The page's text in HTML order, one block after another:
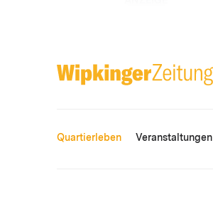
Quartierleben Veranstaltungen